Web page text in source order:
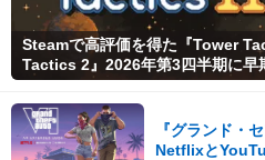
Steamで高評価を得た『Tower
Tactics 2』2026年第3四半期に早
『グランド・
Netflixと